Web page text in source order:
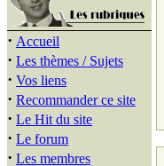
· Accueil
· Les thèmes / Sujets
· Vos liens
· Recommander ce site
· Le Hit du site
· Le forum
· Les membres